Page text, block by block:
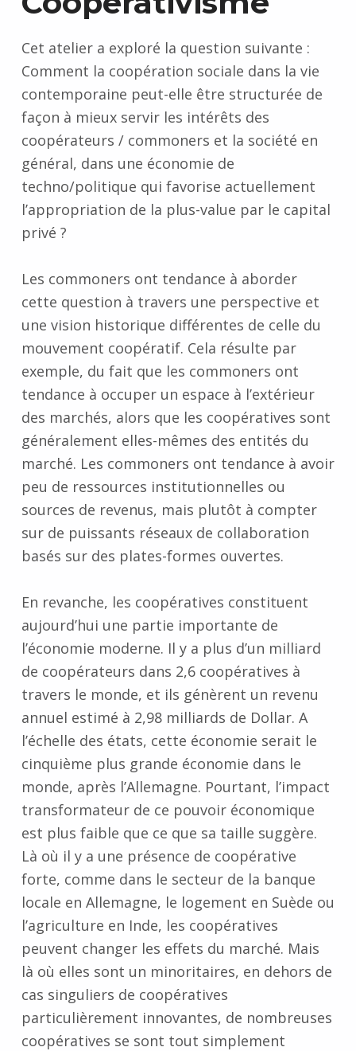
Cet atelier a exploré la question suivante :
Comment la coopération sociale dans la vie
contemporaine peut-elle être structurée de
façon à mieux servir les intérêts des
coopérateurs / commoners et la société en
général, dans une économie de
techno/politique qui favorise actuellement
l’appropriation de la plus-value par le capital
privé ?
Les commoners ont tendance à aborder
cette question à travers une perspective et
une vision historique différentes de celle du
mouvement coopératif. Cela résulte par
exemple, du fait que les commoners ont
tendance à occuper un espace à l’extérieur
des marchés, alors que les coopératives sont
généralement elles-mêmes des entités du
marché. Les commoners ont tendance à avoir
peu de ressources institutionnelles ou
sources de revenus, mais plutôt à compter
sur de puissants réseaux de collaboration
basés sur des plates-formes ouvertes.
En revanche, les coopératives constituent
aujourd’hui une partie importante de
l’économie moderne. Il y a plus d’un milliard
de coopérateurs dans 2,6 coopératives à
travers le monde, et ils génèrent un revenu
annuel estimé à 2,98 milliards de Dollar. A
l’échelle des états, cette économie serait le
cinquième plus grande économie dans le
monde, après l’Allemagne. Pourtant, l’impact
transformateur de ce pouvoir économique
est plus faible que ce que sa taille suggère.
Là où il y a une présence de coopérative
forte, comme dans le secteur de la banque
locale en Allemagne, le logement en Suède ou
l’agriculture en Inde, les coopératives
peuvent changer les effets du marché. Mais
là où elles sont un minoritaires, en dehors de
cas singuliers de coopératives
particulièrement innovantes, de nombreuses
coopératives se sont tout simplement